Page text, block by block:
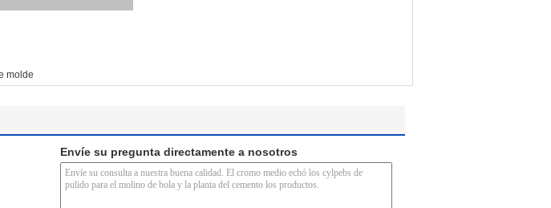
molde
Envíe su pregunta directamente a nosotros